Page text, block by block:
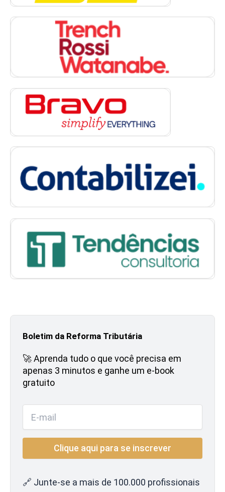
Boletim da Reforma Tributária
🚀 Aprenda tudo o que você precisa em
apenas 3 minutos e ganhe um e-book
gratuito
🔗 Junte-se a mais de 100.000 profissionais